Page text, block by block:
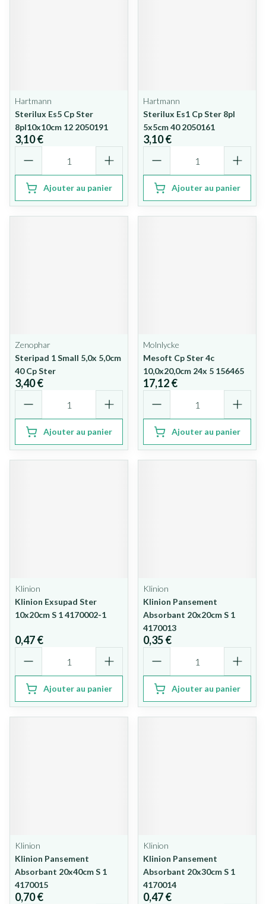
Hartmann
Sterilux Es5 Cp Ster
8pl10x10cm 12 2050191
3,10 €
Ajouter au panier
Hartmann
Sterilux Es1 Cp Ster 8pl
5x5cm 40 2050161
3,10 €
Ajouter au panier
Zenophar
Steripad 1 Small 5,0x 5,0cm
40 Cp Ster
3,40 €
Ajouter au panier
Molnlycke
Mesoft Cp Ster 4c
10,0x20,0cm 24x 5 156465
17,12 €
Ajouter au panier
Klinion
Klinion Exsupad Ster
10x20cm S 1 4170002-1
0,47 €
Ajouter au panier
Klinion
Klinion Pansement
Absorbant 20x20cm S 1
4170013
0,35 €
Ajouter au panier
Klinion
Klinion Pansement
Absorbant 20x40cm S 1
4170015
0,70 €
Klinion
Klinion Pansement
Absorbant 20x30cm S 1
4170014
0,47 €